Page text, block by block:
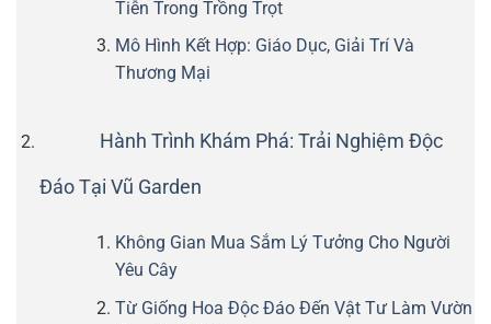
Tiễn Trong Trồng Trọt
Mô Hình Kết Hợp: Giáo Dục, Giải Trí Và
Thương Mại
Hành Trình Khám Phá: Trải Nghiệm Độc
Đáo Tại Vũ Garden
Không Gian Mua Sắm Lý Tưởng Cho Người
Yêu Cây
Từ Giống Hoa Độc Đáo Đến Vật Tư Làm Vườn